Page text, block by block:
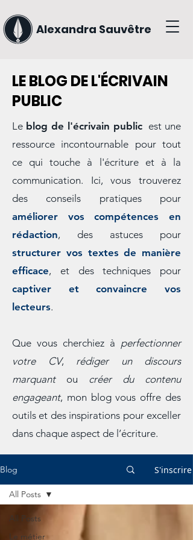
Alexandra Sauvêtre
LE BLOG DE L'ÉCRIVAIN
PUBLIC
Le blog de l'écrivain public est une
ressource incontournable pour tout
ce qui touche à l'écriture et à la
communication. Ici, vous trouverez
des conseils pratiques pour
améliorer vos compétences en
rédaction, des astuces pour
structurer vos textes de manière
efficace, et des techniques pour
captiver et convaincre vos
lecteurs.
Que vous cherchiez à perfectionner
votre CV, rédiger un discours
marquantou créer du contenu
engageant, mon blog vous offre des
outils et des inspirations pour exceller
dans chaque aspect de l’écriture.
Blog S'inscrire
All Posts
Le métier
All Posts